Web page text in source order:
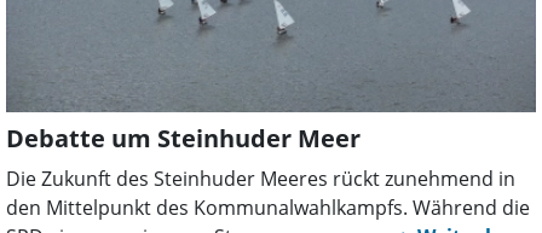
Debatte um Steinhuder Meer
Die Zukunft des Steinhuder Meeres rückt zunehmend in
den Mittelpunkt des Kommunalwahlkampfs. Während die